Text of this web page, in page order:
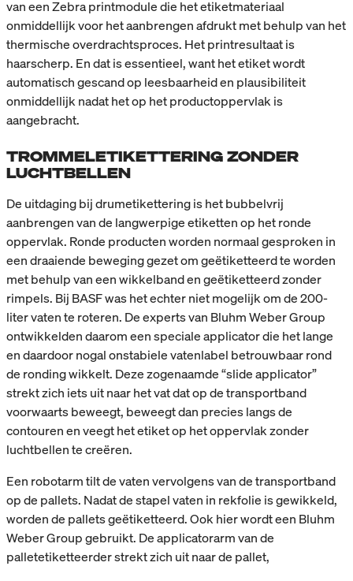
van een Zebra printmodule die het etiketmateriaal
onmiddellijk voor het aanbrengen afdrukt met behulp van het
thermische overdrachtsproces. Het printresultaat is
haarscherp. En dat is essentieel, want het etiket wordt
automatisch gescand op leesbaarheid en plausibiliteit
onmiddellijk nadat het op het productoppervlak is
aangebracht.
TROMMELETIKETTERING ZONDER
LUCHTBELLEN
De uitdaging bij drumetikettering is het bubbelvrij
aanbrengen van de langwerpige etiketten op het ronde
oppervlak. Ronde producten worden normaal gesproken in
een draaiende beweging gezet om geëtiketteerd te worden
met behulp van een wikkelband en geëtiketteerd zonder
rimpels. Bij BASF was het echter niet mogelijk om de 200-
liter vaten te roteren. De experts van Bluhm Weber Group
ontwikkelden daarom een speciale applicator die het lange
en daardoor nogal onstabiele vatenlabel betrouwbaar rond
de ronding wikkelt. Deze zogenaamde “slide applicator”
strekt zich iets uit naar het vat dat op de transportband
voorwaarts beweegt, beweegt dan precies langs de
contouren en veegt het etiket op het oppervlak zonder
luchtbellen te creëren.
Een robotarm tilt de vaten vervolgens van de transportband
op de pallets. Nadat de stapel vaten in rekfolie is gewikkeld,
worden de pallets geëtiketteerd. Ook hier wordt een Bluhm
Weber Group gebruikt. De applicatorarm van de
palletetiketteerder strekt zich uit naar de pallet,